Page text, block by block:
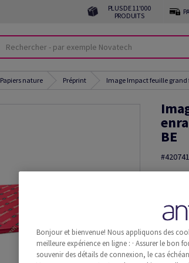
PLUS DE 11'000
PRODUITS
Papiers nature Préprint Image Impact feuille
BE
#420741
Image,
x
Bonjour et bienvenue! Nous appliquons des
meilleure expérience en ligne : · Assurer le bon
souvenir des détails de connexion, le cas